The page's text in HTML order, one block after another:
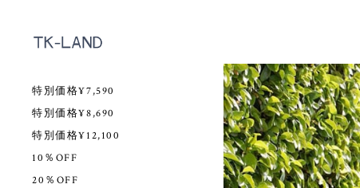
特別価格¥7,590
特別価格¥8,690
特別価格¥12,100
10％OFF
20％OFF